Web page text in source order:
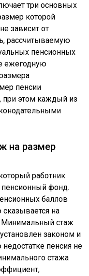
три основных
которой
зависит от
рассчитываемую
пенсионных
ежегодную
пенсии
при этом каждый из
на размер
работник
фонд.
баллов
сказывается на
Минимальный стаж
законом и
недостатке пенсия не
стажа